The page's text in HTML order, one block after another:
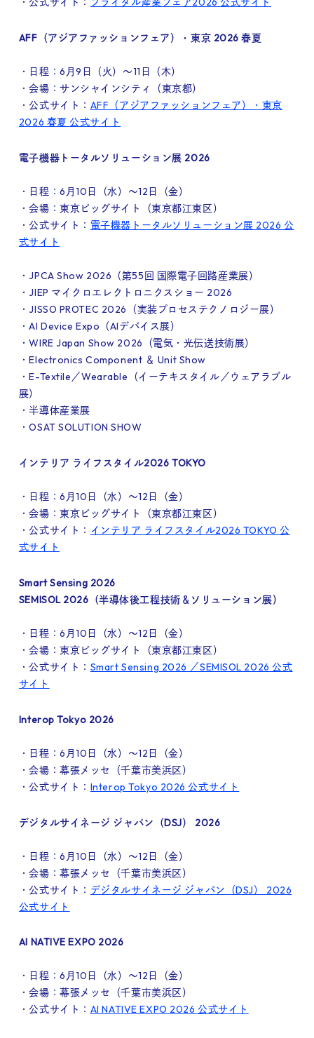
AFF（アジアファッションフェア）・東京 2026 春夏
・日程：6月9日（火）～11日（木）
・会場：サンシャインシティ（東京都）
・公式サイト： AFF（アジアファッションフェア）・東京
2026 春夏 公式サイト
電子機器トータルソリューション展 2026
・日程：6月10日（水）～12日（金）
・会場：東京ビッグサイト（東京都江東区）
・公式サイト： 電子機器トータルソリューション展 2026 公
式サイト
・JPCA Show 2026（第55回 国際電子回路産業展）
・JIEP マイクロエレクトロニクスショー 2026
・JISSO PROTEC 2026（実装プロセステクノロジー展）
・AI Device Expo（AIデバイス展）
・WIRE Japan Show 2026（電気・光伝送技術展）
・Electronics Component ＆ Unit Show
・E-Textile／Wearable（イーテキスタイル／ウェアラブル
展）
・半導体産業展
・OSAT SOLUTION SHOW
インテリア ライフスタイル2026 TOKYO
・日程：6月10日（水）～12日（金）
・会場：東京ビッグサイト（東京都江東区）
・公式サイト： インテリア ライフスタイル2026 TOKYO 公
式サイト
Smart Sensing 2026
SEMISOL 2026（半導体後工程技術＆ソリューション展）
・日程：6月10日（水）～12日（金）
・会場：東京ビッグサイト（東京都江東区）
・公式サイト： Smart Sensing 2026 ／SEMISOL 2026 公式
サイト
Interop Tokyo 2026
・日程：6月10日（水）～12日（金）
・会場：幕張メッセ（千葉市美浜区）
・公式サイト： Interop Tokyo 2026 公式サイト
デジタルサイネージ ジャパン（DSJ） 2026
・日程：6月10日（水）～12日（金）
・会場：幕張メッセ（千葉市美浜区）
・公式サイト： デジタルサイネージ ジャパン（DSJ） 2026
公式サイト
AI NATIVE EXPO 2026
・日程：6月10日（水）～12日（金）
・会場：幕張メッセ（千葉市美浜区）
・公式サイト： AI NATIVE EXPO 2026 公式サイト